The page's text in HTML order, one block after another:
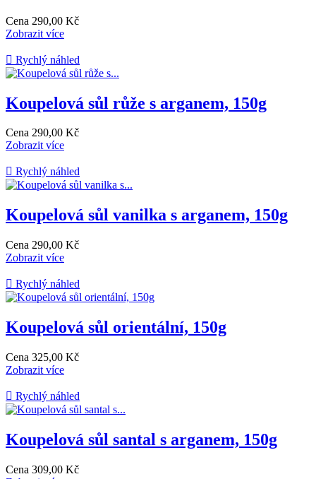
Cena 290,00 Kč
Zobrazit více
 Rychlý náhled
Koupelová sůl růže s arganem, 150g
Cena 290,00 Kč
Zobrazit více
 Rychlý náhled
Koupelová sůl vanilka s arganem, 150g
Cena 290,00 Kč
Zobrazit více
 Rychlý náhled
Koupelová sůl orientální, 150g
Cena 325,00 Kč
Zobrazit více
 Rychlý náhled
Koupelová sůl santal s arganem, 150g
Cena 309,00 Kč